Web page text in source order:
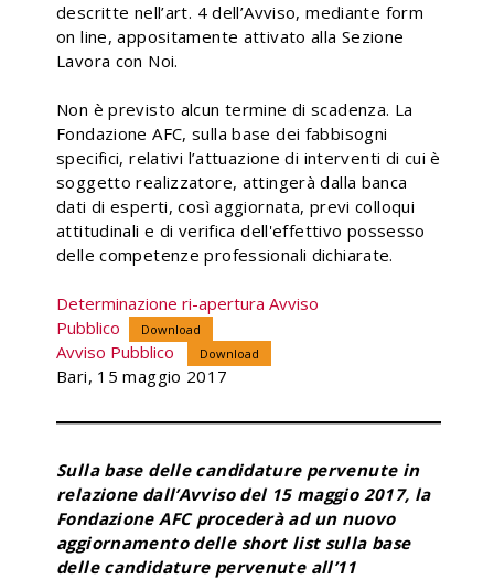
descritte nell’art. 4 dell’Avviso, mediante form
on line, appositamente attivato alla Sezione
Lavora con Noi.
Non è previsto alcun termine di scadenza. La
Fondazione AFC, sulla base dei fabbisogni
specifici, relativi l’attuazione di interventi di cui è
soggetto realizzatore, attingerà dalla banca
dati di esperti, così aggiornata, previ colloqui
attitudinali e di verifica dell'effettivo possesso
delle competenze professionali dichiarate.
Determinazione ri-apertura Avviso
Pubblico
Download
Avviso Pubblico Download
Bari, 15 maggio 2017
Sulla base delle candidature pervenute in
relazione dall’Avviso del 15 maggio 2017, la
Fondazione AFC procederà ad un nuovo
aggiornamento delle short list sulla base
delle candidature pervenute all’11